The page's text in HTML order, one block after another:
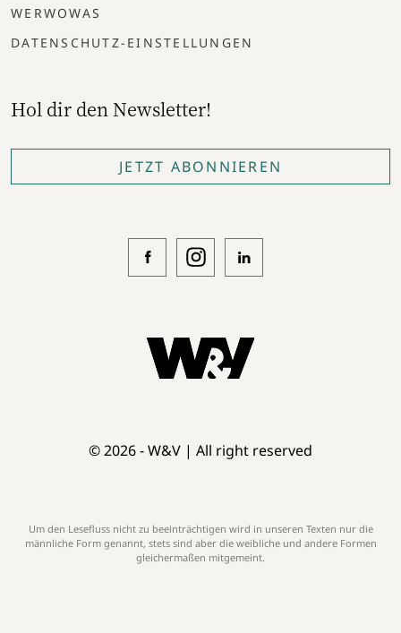
WERWOWAS
DATENSCHUTZ-EINSTELLUNGEN
Hol dir den Newsletter!
JETZT ABONNIEREN
© 2026 - W&V | All right reserved
Um den Lesefluss nicht zu beeinträchtigen wird in unseren Texten nur die
männliche Form genannt, stets sind aber die weibliche und andere Formen
gleichermaßen mitgemeint.